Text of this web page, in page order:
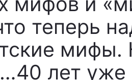
теперь
лет уже